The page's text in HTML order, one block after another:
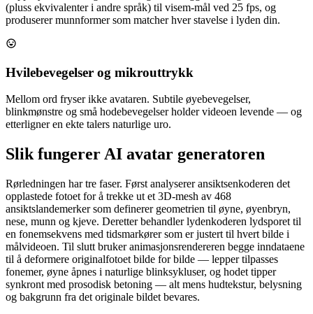
(pluss ekvivalenter i andre språk) til visem-mål ved 25 fps, og
produserer munnformer som matcher hver stavelse i lyden din.
Hvilebevegelser og mikrouttrykk
Mellom ord fryser ikke avataren. Subtile øyebevegelser,
blinkmønstre og små hodebevegelser holder videoen levende — og
etterligner en ekte talers naturlige uro.
Slik fungerer AI avatar generatoren
Rørledningen har tre faser. Først analyserer ansiktsenkoderen det
opplastede fotoet for å trekke ut et 3D-mesh av 468
ansiktslandemerker som definerer geometrien til øyne, øyenbryn,
nese, munn og kjeve. Deretter behandler lydenkoderen lydsporet til
en fonemsekvens med tidsmarkører som er justert til hvert bilde i
målvideoen. Til slutt bruker animasjonsrendereren begge inndataene
til å deformere originalfotoet bilde for bilde — lepper tilpasses
fonemer, øyne åpnes i naturlige blinksykluser, og hodet tipper
synkront med prosodisk betoning — alt mens hudtekstur, belysning
og bakgrunn fra det originale bildet bevares.